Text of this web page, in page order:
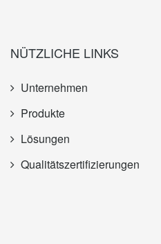
NÜTZLICHE LINKS
Unternehmen
Produkte
Lösungen
Qualitätszertifizierungen